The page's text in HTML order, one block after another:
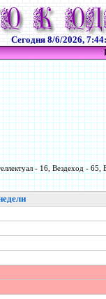
Сегодня 8/6/2026,
- 16, Вездеход -